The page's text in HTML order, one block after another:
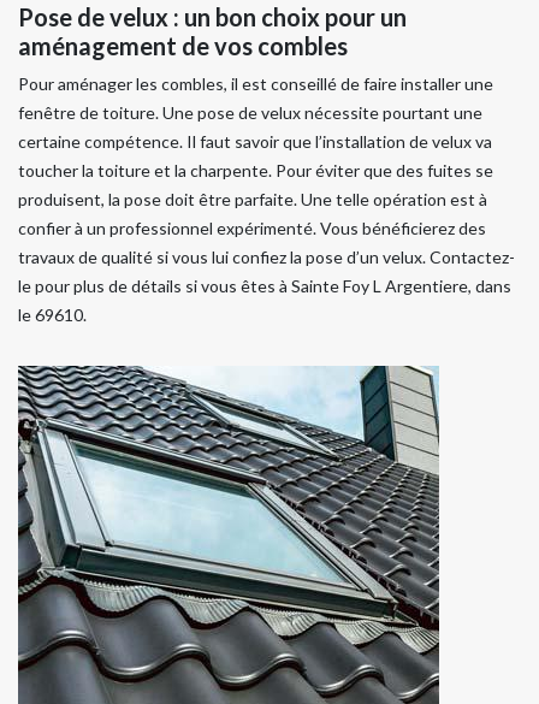
Pose de velux : un bon choix pour un
aménagement de vos combles
Pour aménager les combles, il est conseillé de faire installer une
fenêtre de toiture. Une pose de velux nécessite pourtant une
certaine compétence. Il faut savoir que l’installation de velux va
toucher la toiture et la charpente. Pour éviter que des fuites se
produisent, la pose doit être parfaite. Une telle opération est à
confier à un professionnel expérimenté. Vous bénéficierez des
travaux de qualité si vous lui confiez la pose d’un velux. Contactez-
le pour plus de détails si vous êtes à Sainte Foy L Argentiere, dans
le 69610.